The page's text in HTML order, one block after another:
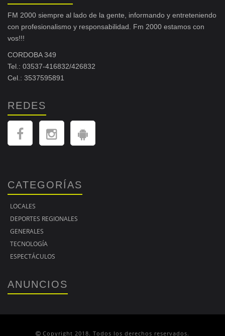
FM 2000 siempre al lado de la gente, informando y entreteniendo
con profesionalismo y responsabilidad. Fm 2000 estamos con
vos!!!
CORDOBA 349
Tel.: 03537-416832/426832
Cel.: 3537595891
REDES
CATEGORÍAS
LOCALES
DEPORTES REGIONALES
GENERALES
TECNOLOGÍA
ESPECTÁCULOS
ANUNCIOS
Copyright 2018. Todos los derechos reservados.